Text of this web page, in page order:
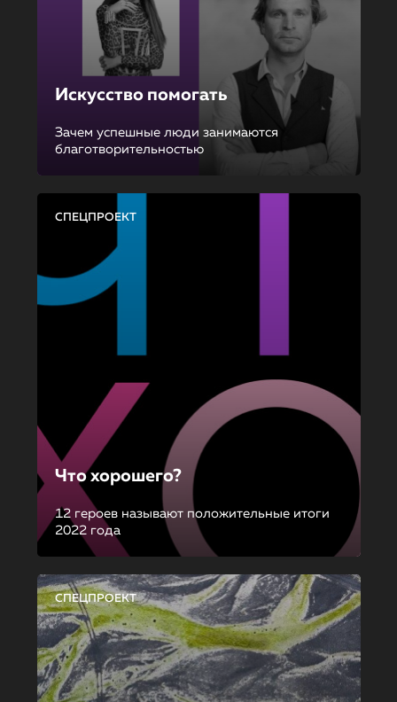
Искусство помогать
Зачем успешные люди занимаются
благотворительностью
СПЕЦПРОЕКТ
Что хорошего?
12 героев называют положительные итоги
2022 года
СПЕЦПРОЕКТ